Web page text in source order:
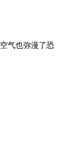
气也弥漫了恐